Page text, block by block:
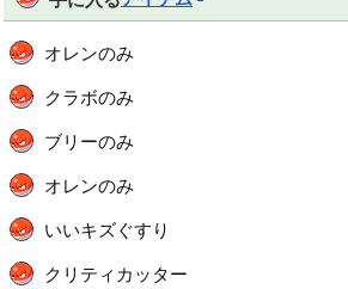
オレンのみ
クラボのみ
ブリーのみ
オレンのみ
いいキズぐすり
クリティカッター